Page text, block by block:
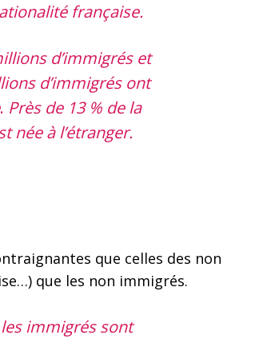
française.
d’immigrés et
d’immigrés ont
. Près de 13 % de la
née à l’étranger.
que celles des non
que les non immigrés.
immigrés sont